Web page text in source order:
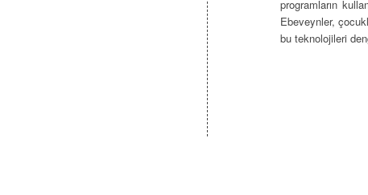
programların
Ebeveynler,
bu teknolojileri